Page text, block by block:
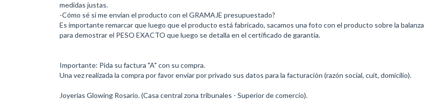
medidas justas.
-Cómo sé si me envían el producto con el GRAMAJE presupuestado?
Es importante remarcar que luego que el producto está fabricado, sacamos una foto con el producto sobre la balanza
para demostrar el PESO EXACTO que luego se detalla en el certificado de garantía.
Importante: Pida su factura "A" con su compra.
Una vez realizada la compra por favor enviar por privado sus datos para la facturación (razón social, cuit, domicilio).
Joyerías Glowing Rosario. (Casa central zona tribunales - Superior de comercio).